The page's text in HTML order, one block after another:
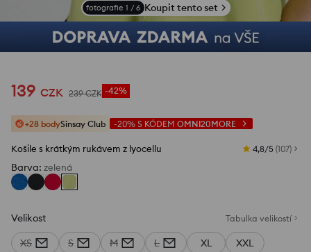
fotografie 1 / 6 Koupit tento set
139 CZK 239 CZK -42%
+28 bodySinsay Club -20% S KÓDEM OMNI20MORE
Košile s krátkým rukávem z lyocellu 4,8/5 (107)
Barva: zelená
Velikost Tabulka velikostí
XS S M L XL XXL